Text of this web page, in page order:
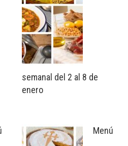
semanal del 2 al 8 de
enero
Menú